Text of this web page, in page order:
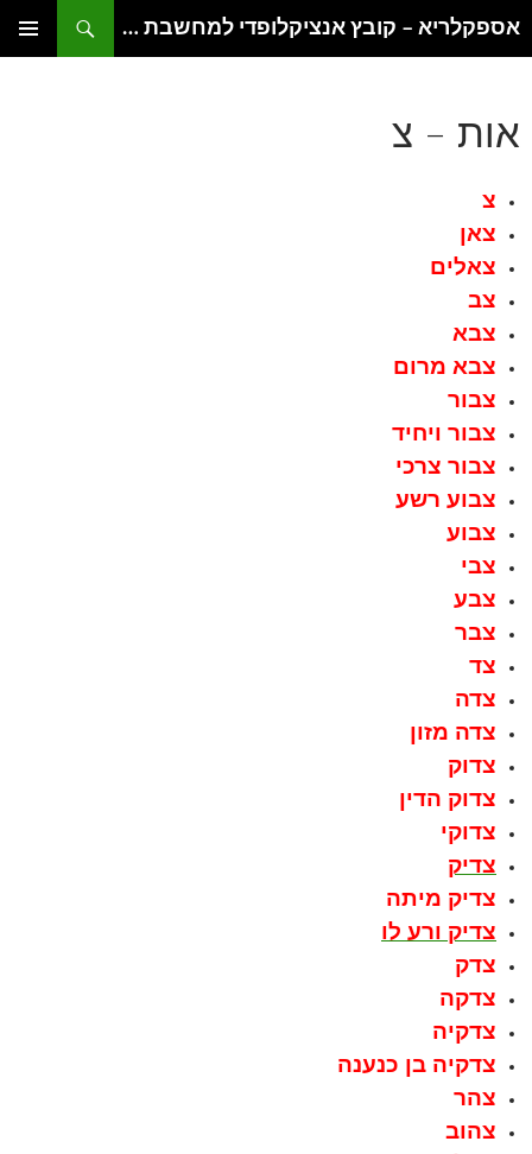
אספקלריא – קובץ אנציקלופדי למחשבת היהדות
אות – צ
צ
צאן
צאלים
צב
צבא
צבא מרום
צבור
צבור ויחיד
צבור צרכי
צבוע רשע
צבוע
צבי
צבע
צבר
צד
צדה
צדה מזון
צדוק
צדוק הדין
צדוקי
צדיק
צדיק מיתה
צדיק ורע לו
צדק
צדקה
צדקיה
צדקיה בן כנענה
צהר
צהוב